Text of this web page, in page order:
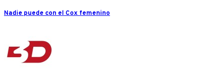
Nadie puede con el Cox femenino